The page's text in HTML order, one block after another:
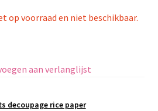
op voorraad en niet beschikbaar.
aan verlanglijst
decoupage rice paper